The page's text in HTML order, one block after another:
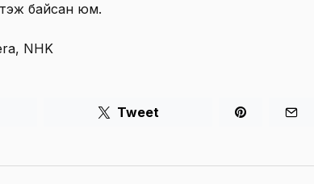
байсан юм.
NHK
Tweet